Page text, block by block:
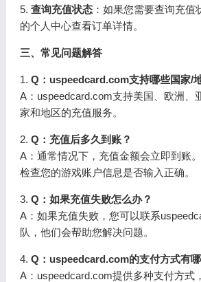
5. 查询充值状态：如果您需要查询充值
的个人中心查看订单详情。
三、常见问题解答
1. Q：uspeedcard.com支持哪些国家/
A：uspeedcard.com支持美国、欧洲、
家和地区的充值服务。
2. Q：充值后多久到账？
A：通常情况下，充值金额会立即到账
检查您的游戏账户信息是否输入正确。
3. Q：如果充值失败怎么办？
A：如果充值失败，您可以联系
队，他们会帮助您解决问题。
4. Q：uspeedcard.com的支付方式有哪
A：uspeedcard.com提供多种支付方式